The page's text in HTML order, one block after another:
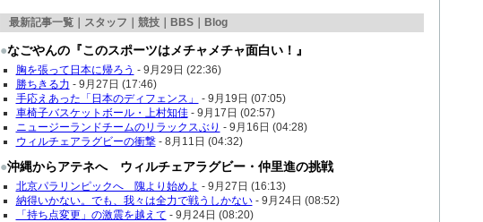
最新記事一覧｜ スタッフ 競技｜ BBS｜ Blog
●なごやんの『このスポーツはメチャメチャ面白い！』
胸を張って日本に帰ろう - 9月29日 (22:36)
勝ちきる力 - 9月27日 (17:46)
手応えあった「日本のディフェンス」
- 9月19日 (07:05)
車椅子バスケットボール・上村知佳- 9月17日 (02:57)
ニュージーランドチームのリラックスぶり - 9月16日 (04:28)
ウィルチェアラグビーの衝撃- 8月11日 (04:32)
●沖縄からアテネへ ウィルチェアラグビー・仲里進の挑戦
北京パラリンピックへ 隗より始めよ - 9月27日 (16:13)
納得いかない。でも、我々は全力で戦うしかない- 9月24日 (08:52)
「持ち点変更」の激震を越えて - 9月24日 (08:20)